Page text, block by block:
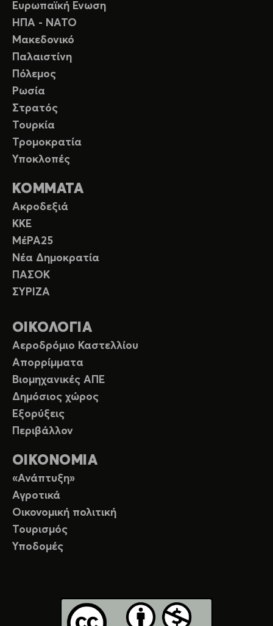
Ευρωπαϊκή Ενωση
ΗΠΑ - ΝΑΤΟ
Μακεδονικό
Παλαιστίνη
Πόλεμος
Ρωσία
Στρατός
Τουρκία
Τρομοκρατία
Υποκλοπές
ΚΟΜΜΑΤΑ
Ακροδεξιά
ΚΚΕ
ΜέΡΑ25
Νέα Δημοκρατία
ΠΑΣΟΚ
ΣΥΡΙΖΑ
ΟΙΚΟΛΟΓΙΑ
Αεροδρόμιο Καστελλίου
Απορρίμματα
Βιομηχανικές ΑΠΕ
Δημόσιος χώρος
Εξορύξεις
Περιβάλλον
ΟΙΚΟΝΟΜΙΑ
«Ανάπτυξη»
Αγροτικά
Οικονομική πολιτική
Τουρισμός
Υποδομές